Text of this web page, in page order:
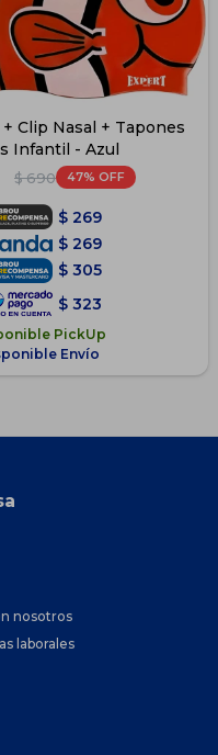
+ Clip Nasal + Tapones
Infantil - Azul
$ 690 47
$ 269
$ 269
$ 305
$ 323
PickUp
Envío
nosotros
laborales